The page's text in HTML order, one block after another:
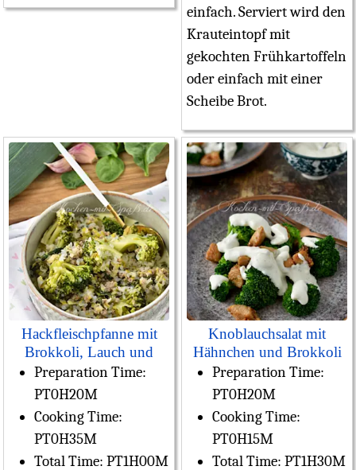
einfach. Serviert wird den
Krauteintopf mit
gekochten Frühkartoffeln
oder einfach mit einer
Scheibe Brot.
Hackfleischpfanne mit
Brokkoli, Lauch und
Spinat in Sahnesoße
Preparation Time:
PT0H20M
Cooking Time:
PT0H35M
Total Time: PT1H00M
Knoblauchsalat mit
Hähnchen und Brokkoli
Preparation Time:
PT0H20M
Cooking Time:
PT0H15M
Total Time: PT1H30M